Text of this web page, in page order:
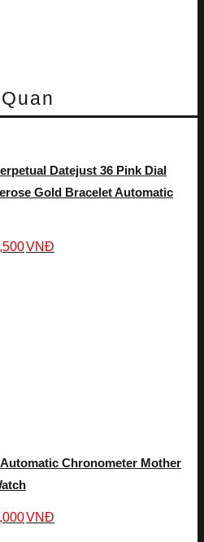
Datejust 36 Pink Dial
Gold Bracelet Automatic
VNĐ
Chronometer Mother
VNĐ